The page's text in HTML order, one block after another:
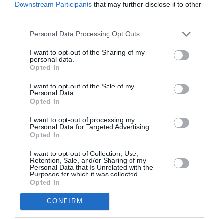
Downstream Participants that may further disclose it to other
Personal Data Processing Opt Outs
I want to opt-out of the Sharing of my
personal data.
Opted In
I want to opt-out of the Sale of my
Personal Data.
Opted In
I want to opt-out of processing my
Personal Data for Targeted Advertising.
Opted In
I want to opt-out of Collection, Use,
Retention, Sale, and/or Sharing of my
Personal Data that Is Unrelated with the
Purposes for which it was collected.
Opted In
CONFIRM
της κοινωνίας στην οποία ζουν και δημιουργούν. Θα
μορφές ηρώων και τεράτων από τις αρχές έως τα μέσα
σκηνές τουΘεόδωρου Βρυζάκη (1814 ή 1819 – 1878),
οι οποίες θα μας οδηγήσουν στην περιοδική έκθεση
του μουσείου με τα 80 χαρακτικά του
Francisco Goya
(1746 – 1828) από την σειρά
, Los Caprichos.
Ημερομηνία: Σάββατο 15 Μαρτίου, Ώρα: 12:00
Χώρος: Κεντρικό Κτήριο ΕΠΜΑΣ – Μόνιμη Συλλογή
Σχεδίαση & Διεξαγωγή: Μαρίνα Τομαζάνη, Ιστορικός τέχνης &
Επιμελήτρια ΕΠΜΑΣ
Κρατήσεις: edu.episkepseis@nationalgallery.gr
Εθνική Γλυπτοθήκη
Ξενάγηση στη μόνιμη έκθεση